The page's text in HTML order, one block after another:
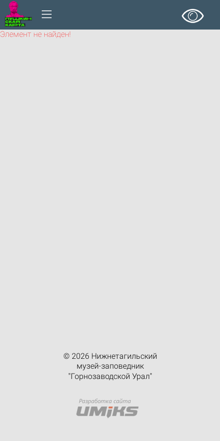
Элемент не найден!
© 2026 Нижнетагильский
музей-заповедник
"Горнозаводской Урал"